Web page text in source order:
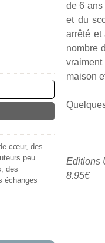
cœur, des
peu
des
échanges
de 6 ans
et du
arrêté et
nombre
maison
Editions
8.95€